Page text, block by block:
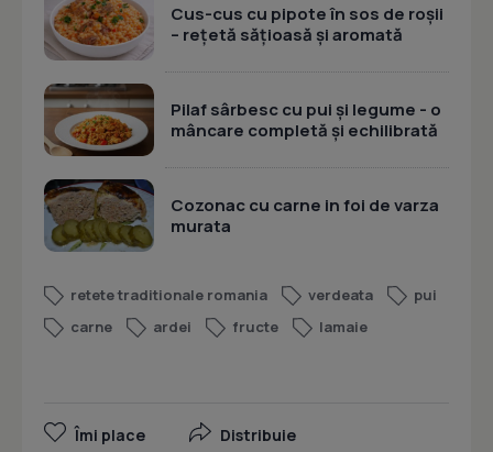
Cus-cus cu pipote în sos de roșii
– rețetă sățioasă și aromată
Pilaf sârbesc cu pui și legume - o
mâncare completă și echilibrată
Cozonac cu carne in foi de varza
murata
retete traditionale romania verdeata
pui
carne
ardei fructe lamaie
Îmi place Distribuie